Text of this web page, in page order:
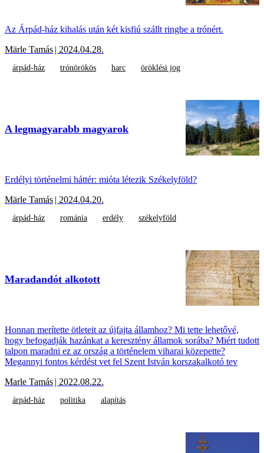
Az Árpád-ház kihalás után két kisfiú szállt ringbe a trónért.
Märle Tamás | 2024.04.28.
árpád-ház trónörökös harc öröklési jog
A legmagyarabb magyarok
Erdélyi történelmi háttér: mióta létezik Székelyföld?
Märle Tamás | 2024.04.20.
árpád-ház románia erdély székelyföld
Maradandót alkotott
Honnan merítette ötleteit az újfajta államhoz? Mi tette lehetővé,
hogy befogadják hazánkat a keresztény államok sorába? Miért tudott
talpon maradni ez az ország a történelem viharai közepette?
Megannyi fontos kérdést vet fel Szent István korszakalkotó tev
Marle Tamás | 2022.08.22.
árpád-ház politika alapítás